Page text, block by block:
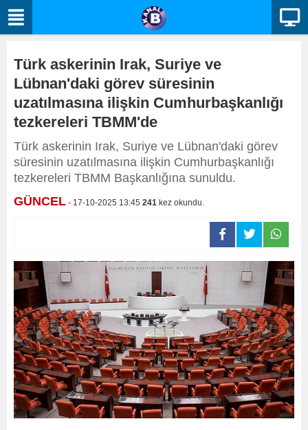
Türk askerinin Irak, Suriye ve
Lübnan'daki görev süresinin
uzatılmasına ilişkin Cumhurbaşkanlığı
tezkereleri TBMM'de
Türk askerinin Irak, Suriye ve Lübnan'daki görev
süresinin uzatılmasına ilişkin Cumhurbaşkanlığı
tezkereleri TBMM Başkanlığına sunuldu.
GÜNCEL - 17-10-2025 13:45 241 kez okundu.